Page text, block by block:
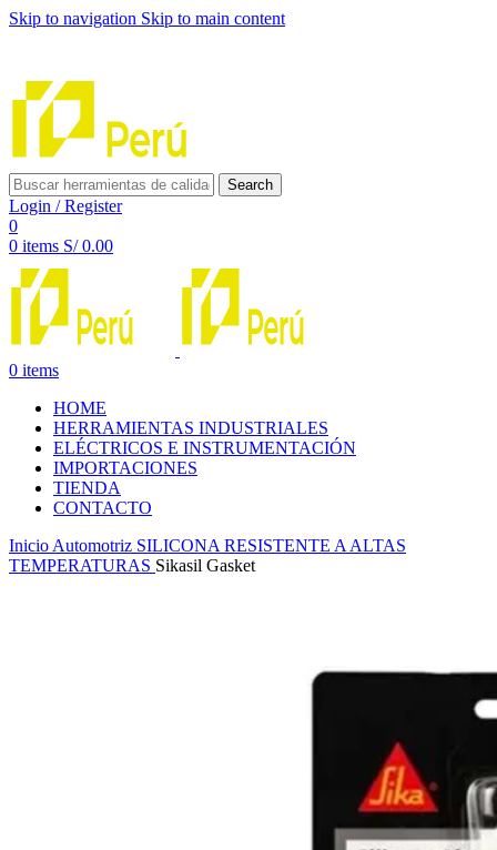
Skip to navigation Skip to main content
Search
Login / Register
0
0 items S/0.00
0 items
HOME
HERRAMIENTAS INDUSTRIALES
ELÉCTRICOS E INSTRUMENTACIÓN
IMPORTACIONES
TIENDA
CONTACTO
Inicio Automotriz SILICONA RESISTENTE A ALTAS
TEMPERATURAS Sikasil Gasket